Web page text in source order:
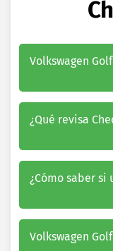
Volkswagen
¿Qué revisa
¿Cómo saber si
Volkswagen